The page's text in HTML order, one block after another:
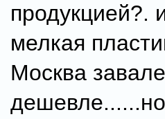
продукцией?.
мелкая
Москва